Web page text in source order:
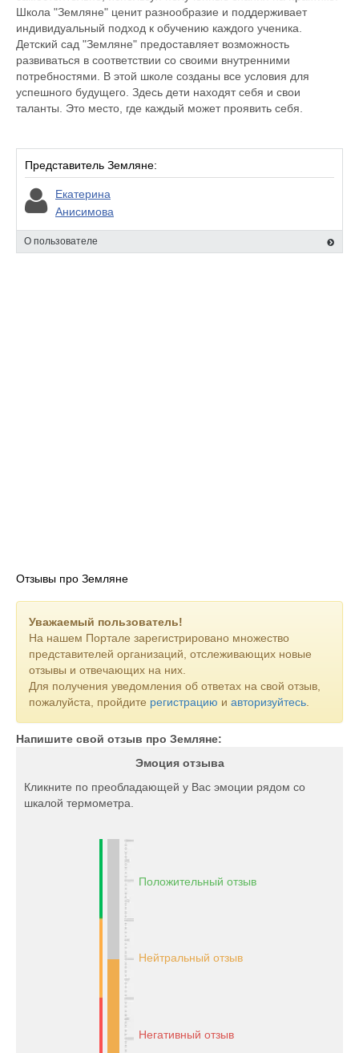
Школа "Земляне" ценит разнообразие и поддерживает
индивидуальный подход к обучению каждого ученика.
Детский сад "Земляне" предоставляет возможность
развиваться в соответствии со своими внутренними
потребностями. В этой школе созданы все условия для
успешного будущего. Здесь дети находят себя и свои
таланты. Это место, где каждый может проявить себя.
Представитель Земляне:
Екатерина
Анисимова
О пользователе
Отзывы про Земляне
Уважаемый пользователь!
На нашем Портале зарегистрировано множество
представителей организаций, отслеживающих новые
отзывы и отвечающих на них.
Для получения уведомления об ответах на свой отзыв,
пожалуйста, пройдите регистрацию и авторизуйтесь
Напишите свой отзыв про Земляне:
Эмоция отзыва
Кликните по преобладающей у Вас эмоции рядом со
шкалой термометра.
Положительный отзыв
Нейтральный отзыв
Негативный отзыв